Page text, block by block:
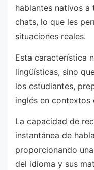
hablantes nativos
chats, lo que les
situaciones reales.
Esta característica
lingüísticas, sino
los estudiantes,
inglés en contextos
La capacidad de
instantánea de
proporcionando
del idioma y sus